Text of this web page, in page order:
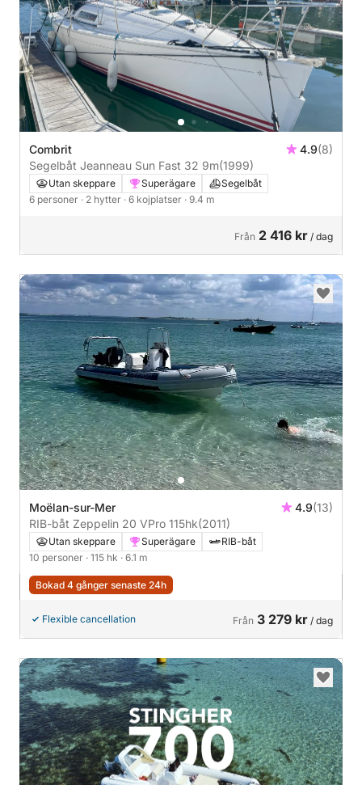
Combrit 4.9(8)
Segelbåt Jeanneau Sun Fast 32 9m(1999)
Utan skeppare Superägare
Segelbåt
6 personer · 2 hytter · 6 kojplatser · 9.4 m
Från 2 416 kr / dag
Moëlan-sur-Mer 4.9(13)
RIB-båt Zeppelin 20 VPro 115hk(2011)
Utan skeppare Superägare
RIB-båt
10 personer · 115 hk · 6.1 m
Bokad 4 gånger senaste 24h
Flexible cancellation Från 3 279 kr / dag